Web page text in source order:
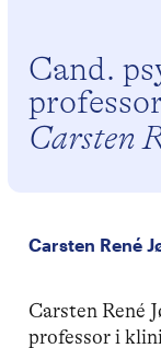
Cand.
Carsten
Carsten René
Carsten René
professor i